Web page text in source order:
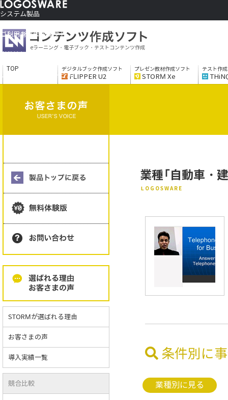
システム製品
コンテンツ作成ソフト
ソリューションサービス
ご利用者さま向け
eラーニング・電子ブック・テストコンテンツ作成
TOP デジタルブック作成ソフト
FLIPPER U2
プレゼン教材作成ソフト
STORM Xe
テスト作
業種「自動車・
LOGOSWARE
条件別に
業種別に見る
STORMが選ばれる理由
お客さまの声
導入実績一覧
競合比較